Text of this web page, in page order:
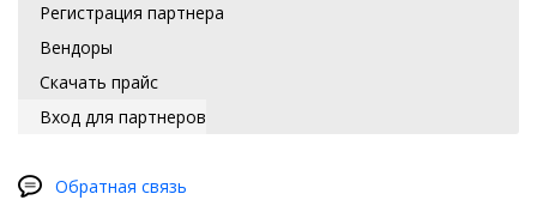
Регистрация партнера
Вендоры
Скачать прайс
Вход для партнеров
Обратная связь